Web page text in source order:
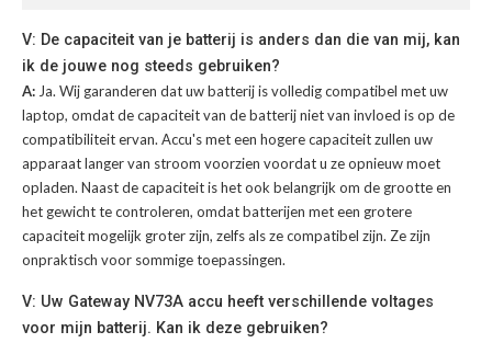
V: De capaciteit van je batterij is anders dan die van mij, kan
ik de jouwe nog steeds gebruiken?
A: Ja. Wij garanderen dat uw batterij is volledig compatibel met uw
laptop, omdat de capaciteit van de batterij niet van invloed is op de
compatibiliteit ervan. Accu's met een hogere capaciteit zullen uw
apparaat langer van stroom voorzien voordat u ze opnieuw moet
opladen. Naast de capaciteit is het ook belangrijk om de grootte en
het gewicht te controleren, omdat batterijen met een grotere
capaciteit mogelijk groter zijn, zelfs als ze compatibel zijn. Ze zijn
onpraktisch voor sommige toepassingen.
V: Uw Gateway NV73A accu heeft verschillende voltages
voor mijn batterij. Kan ik deze gebruiken?